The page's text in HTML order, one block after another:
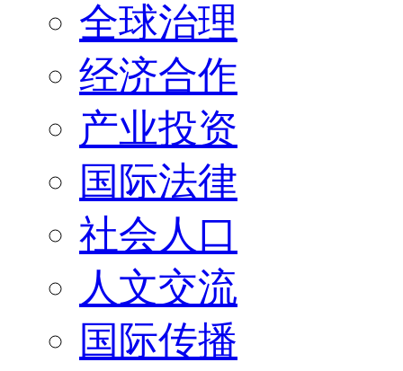
全球治理
经济合作
产业投资
国际法律
社会人口
人文交流
国际传播